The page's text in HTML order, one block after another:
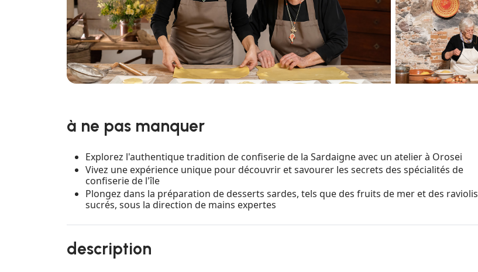
à ne pas manquer
Explorez l'authentique tradition de confiserie de la Sardaigne avec un atelier à Orosei
Vivez une expérience unique pour découvrir et savourer les secrets des spécialités de
confiserie de l'île
Plongez dans la préparation de desserts sardes, tels que des fruits de mer et des raviolis
sucrés, sous la direction de mains expertes
description